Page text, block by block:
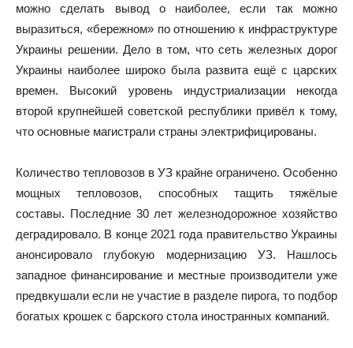
можно сделать вывод о наиболее, если так можно
выразиться, «бережном» по отношению к инфраструктуре
Украины решении. Дело в том, что сеть железных дорог
Украины наиболее широко была развита ещё с царских
времен. Высокий уровень индустриализации некогда
второй крупнейшей советской республики привёл к тому,
что основные магистрали страны электрифицированы.
Количество тепловозов в УЗ крайне ограничено. Особенно
мощных тепловозов, способных тащить тяжёлые
составы. Последние 30 лет железнодорожное хозяйство
деградировало. В конце 2021 года правительство Украины
анонсировало глубокую модернизацию УЗ. Нашлось
западное финансирование и местные производители уже
предвкушали если не участие в разделе пирога, то подбор
богатых крошек с барского стола иностранных компаний.